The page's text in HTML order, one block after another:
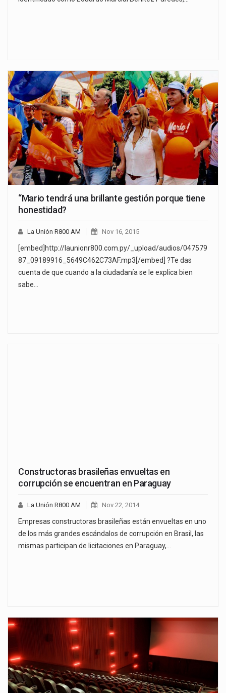
“Mario tendrá una brillante gestión porque tiene
honestidad?
La Unión R800 AM Nov 16, 2015
[embed]http://launionr800.com.py/_upload/audios/047579
87_09189916_5649C462C73AF.mp3[/embed] ?Te das
cuenta de que cuando a la ciudadanía se le explica bien
sabe…
Constructoras brasileñas envueltas en
corrupción se encuentran en Paraguay
La Unión R800 AM Nov 22, 2014
Empresas constructoras brasileñas están envueltas en uno
de los más grandes escándalos de corrupción en Brasil, las
mismas participan de licitaciones en Paraguay,…